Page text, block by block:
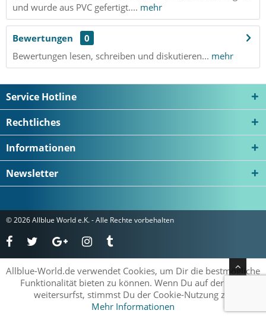
und wurde aus PVC gefertigt.... mehr
Bewertungen
0
Bewertungen lesen, schreiben und diskutieren... mehr
Service Hotline
Rechtliches
Informationen
Newsletter
© 2026 Allblue World e.K. - Alle Rechte vorbehalten
Allblue-World.de verwendet Cookies, um Dir die bestmögliche
Funktionalität bieten zu können. Wenn Du auf der Seite
weitersurfst, stimmst Du der Cookie-Nutzung zu.
Mehr Informationen